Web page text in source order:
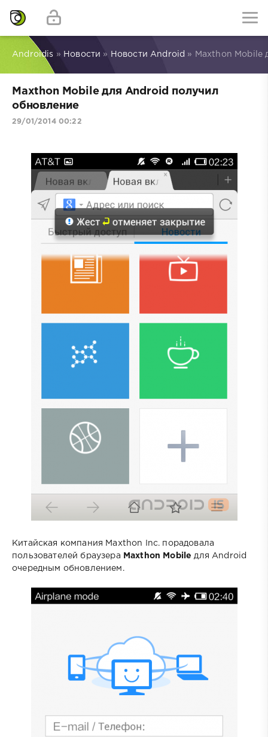
Androidis » Новости » Новости Android » Maxthon Mobile
Maxthon Mobile для Android получил
обновление
29/01/2014 00:22
Китайская компания Maxthon Inc. порадовала
пользователей браузера
Maxthon Mobile для Android
очередным обновлением.